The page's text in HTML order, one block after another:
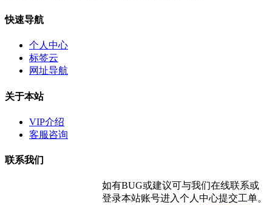
快速导航
个人中心
标签云
网址导航
关于本站
VIP介绍
客服咨询
联系我们
如有BUG或建议可与我们在线联系或
登录本站账号进入个人中心提交工单。